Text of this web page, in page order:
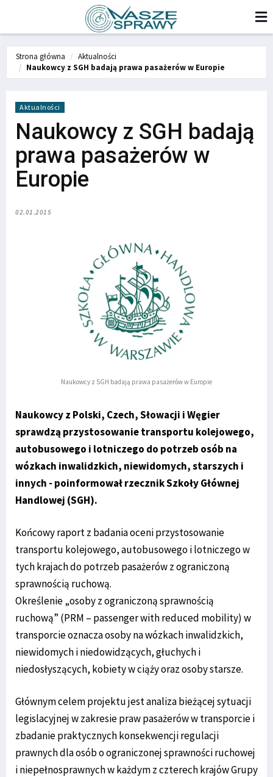
Strona główna
Aktualności
Naukowcy z SGH badają prawa pasażerów w Europie
Aktualności
Naukowcy z SGH badają
prawa pasażerów w
Europie
02.01.2015
Naukowcy z SGH badają prawa pasażerów w Europie
Naukowcy z Polski, Czech, Słowacji i Węgier
sprawdzą przystosowanie transportu kolejowego,
autobusowego i lotniczego do potrzeb osób na
wózkach inwalidzkich, niewidomych, starszych i
innych - poinformował rzecznik Szkoły Głównej
Handlowej (SGH).
Końcowy raport z badania oceni przystosowanie
transportu kolejowego, autobusowego i lotniczego w
tych krajach do potrzeb pasażerów z ograniczoną
sprawnością ruchową.
Określenie „osoby z ograniczoną sprawnością
ruchową” (PRM – passenger with reduced mobility) w
transporcie oznacza osoby na wózkach inwalidzkich,
niewidomych i niedowidzących, głuchych i
niedosłyszących, kobiety w ciąży oraz osoby starsze.
Głównym celem projektu jest analiza bieżącej sytuacji
legislacyjnej w zakresie praw pasażerów w transporcie i
zbadanie praktycznych konsekwencji regulacji
prawnych dla osób o ograniczonej sprawności ruchowej
i niepełnosprawnych w każdym z czterech krajów Grupy